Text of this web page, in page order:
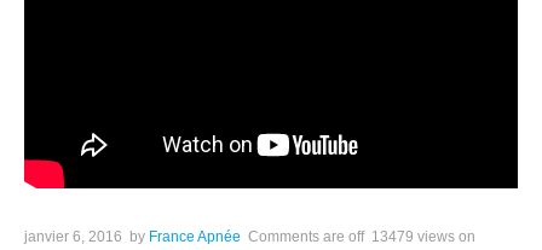
janvier 6, 2016 by France Apnée Comments are off 13479 views on